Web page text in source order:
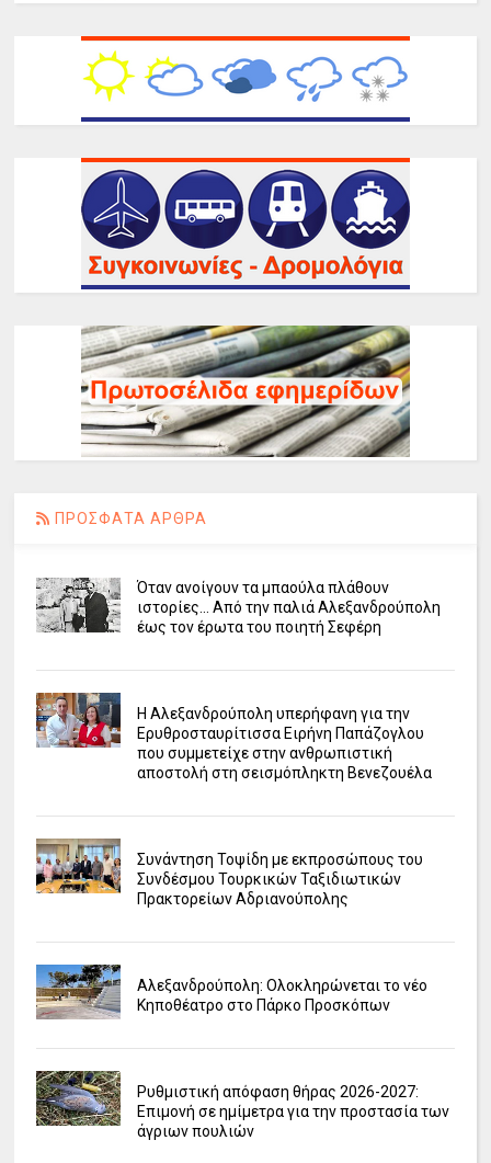
ΠΡΟΣΦΑΤΑ ΑΡΘΡΑ
Όταν ανοίγουν τα μπαούλα πλάθουν
ιστορίες... Από την παλιά Αλεξανδρούπολη
έως τον έρωτα του ποιητή Σεφέρη
Η Αλεξανδρούπολη υπερήφανη για την
Ερυθροσταυρίτισσα Ειρήνη Παπάζογλου
που συμμετείχε στην ανθρωπιστική
αποστολή στη σεισμόπληκτη Βενεζουέλα
Συνάντηση Τοψίδη με εκπροσώπους του
Συνδέσμου Τουρκικών Ταξιδιωτικών
Πρακτορείων Αδριανούπολης
Αλεξανδρούπολη: Ολοκληρώνεται το νέο
Κηποθέατρο στο Πάρκο Προσκόπων
Ρυθμιστική απόφαση θήρας 2026-2027:
Επιμονή σε ημίμετρα για την προστασία των
άγριων πουλιών